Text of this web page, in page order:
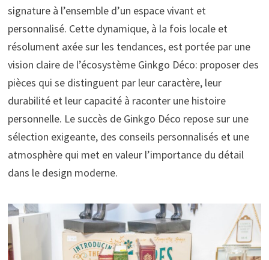
signature à l’ensemble d’un espace vivant et
personnalisé. Cette dynamique, à la fois locale et
résolument axée sur les tendances, est portée par une
vision claire de l’écosystème Ginkgo Déco: proposer des
pièces qui se distinguent par leur caractère, leur
durabilité et leur capacité à raconter une histoire
personnelle. Le succès de Ginkgo Déco repose sur une
sélection exigeante, des conseils personnalisés et une
atmosphère qui met en valeur l’importance du détail
dans le design moderne.